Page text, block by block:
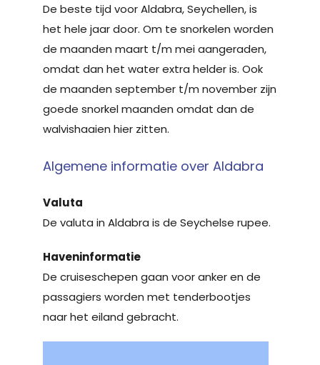
De beste tijd voor Aldabra, Seychellen, is
het hele jaar door. Om te snorkelen worden
de maanden maart t/m mei aangeraden,
omdat dan het water extra helder is. Ook
de maanden september t/m november zijn
goede snorkel maanden omdat dan de
walvishaaien hier zitten.
Algemene informatie over Aldabra
Valuta
De valuta in Aldabra is de Seychelse rupee.
Haveninformatie
De cruiseschepen gaan voor anker en de
passagiers worden met tenderbootjes
naar het eiland gebracht.